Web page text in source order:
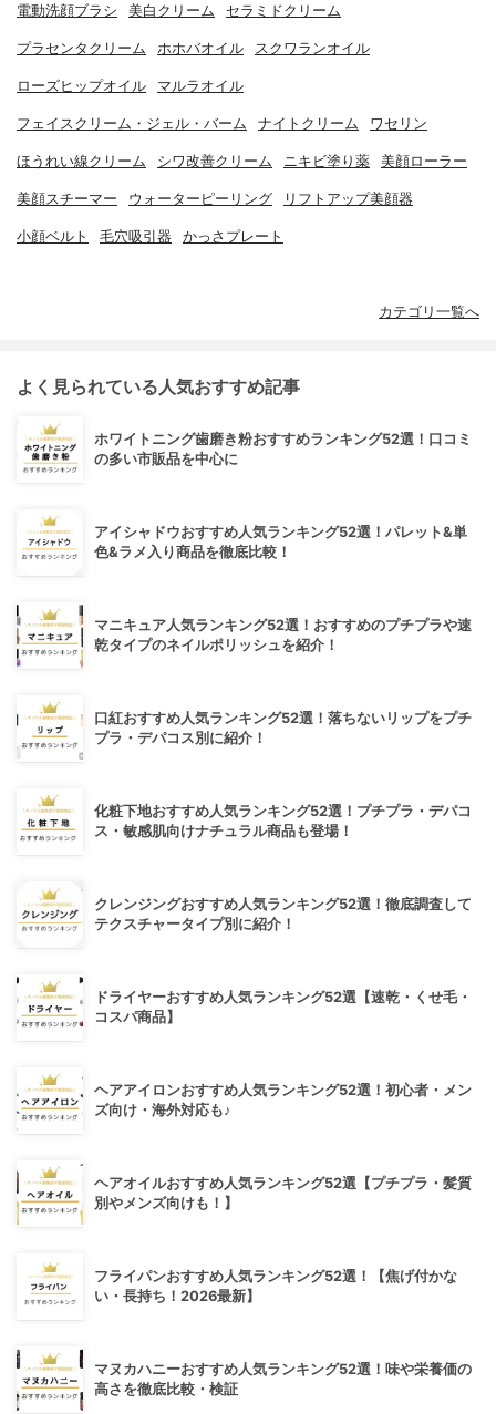
電動洗顔ブラシ 美白クリーム セラミドクリーム
プラセンタクリーム ホホバオイル スクワランオイル
ローズヒップオイル マルラオイル
フェイスクリーム・ジェル・バーム ナイトクリーム ワセリン
ほうれい線クリーム シワ改善クリーム ニキビ塗り薬 美顔ローラー
美顔スチーマー ウォーターピーリング リフトアップ美顔器
小顔ベルト 毛穴吸引器 かっさプレート
カテゴリ一覧へ
よく見られている人気おすすめ記事
ホワイトニング歯磨き粉おすすめランキング52選！口コミ
の多い市販品を中心に
アイシャドウおすすめ人気ランキング52選！パレット&単
色&ラメ入り商品を徹底比較！
マニキュア人気ランキング52選！おすすめのプチプラや速
乾タイプのネイルポリッシュを紹介！
口紅おすすめ人気ランキング52選！落ちないリップをプチ
プラ・デパコス別に紹介！
化粧下地おすすめ人気ランキング52選！プチプラ・デパコ
ス・敏感肌向けナチュラル商品も登場！
クレンジングおすすめ人気ランキング52選！徹底調査して
テクスチャータイプ別に紹介！
ドライヤーおすすめ人気ランキング52選【速乾・くせ毛・
コスパ商品】
ヘアアイロンおすすめ人気ランキング52選！初心者・メン
ズ向け・海外対応も♪
ヘアオイルおすすめ人気ランキング52選【プチプラ・髪質
別やメンズ向けも！】
フライパンおすすめ人気ランキング52選！【焦げ付かな
い・長持ち！2026最新】
マヌカハニーおすすめ人気ランキング52選！味や栄養価の
高さを徹底比較・検証